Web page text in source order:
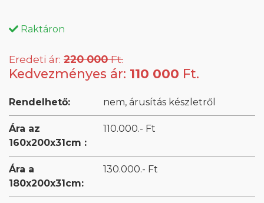
Raktáron
Eredeti ár: 220 000Ft.
Kedvezményes ár: 110 000 Ft.
Rendelhető: nem, árusítás készletről
Ára az
160x200x31cm :
110.000.- Ft
Ára a
180x200x31cm:
130.000.- Ft